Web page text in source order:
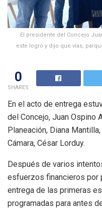
El presidente del Concejo
este logro y dijo que vías,
0
SHARES
En el acto de entrega
del Concejo, Juan Ospino
Planeación, Diana
Cámara, César Lorduy.
Después de varios
esfuerzos financieros por
entrega de las primeras
programadas para antes